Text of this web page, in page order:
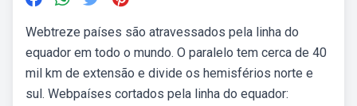
Webtreze países são atravessados pela linha do
equador em todo o mundo. O paralelo tem cerca de 40
mil km de extensão e divide os hemisférios norte e
sul. Webpaíses cortados pela linha do equador: